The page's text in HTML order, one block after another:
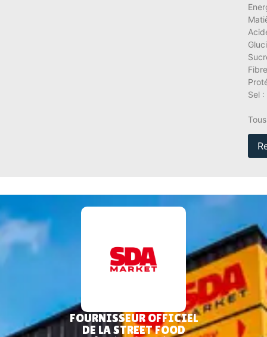
Sel
FOURNISSEUR OFFICIEL
DE LA STREET FOOD